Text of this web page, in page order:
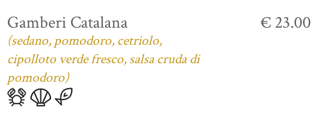
Gamberi Catalana
(sedano, pomodoro, cetriolo,
cipolloto verde fresco, salsa cruda di
pomodoro)
€ 23.00